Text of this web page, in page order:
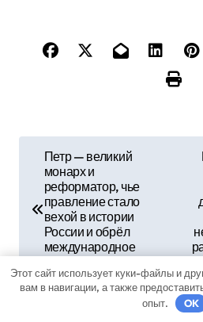
в
и
г
Петр — великий
монарх и
реформатор, чье
правление стало
вехой в истории
России и обрёл
международное
Этот сайт использует куки-файлы и
вам в навигации, а также
опыт.
OK